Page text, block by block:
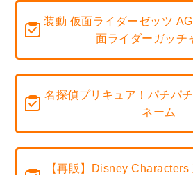
装動 仮面ライダーゼッツ
面ライダーガッチ
名探偵プリキュア！パチパ
ネーム
【再販】Disney